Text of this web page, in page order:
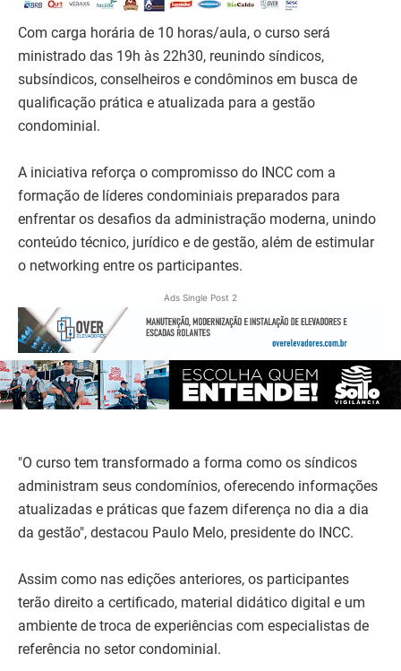
Com carga horária de 10 horas/aula, o curso será
ministrado das 19h às 22h30, reunindo síndicos,
subsíndicos, conselheiros e condôminos em busca de
qualificação prática e atualizada para a gestão
condominial.
A iniciativa reforça o compromisso do INCC com a
formação de líderes condominiais preparados para
enfrentar os desafios da administração moderna, unindo
conteúdo técnico, jurídico e de gestão, além de estimular
o networking entre os participantes.
Ads Single Post 2
"O curso tem transformado a forma como os síndicos
administram seus condomínios, oferecendo informações
atualizadas e práticas que fazem diferença no dia a dia
da gestão", destacou Paulo Melo, presidente do INCC.
Assim como nas edições anteriores, os participantes
terão direito a certificado, material didático digital e um
ambiente de troca de experiências com especialistas de
referência no setor condominial.